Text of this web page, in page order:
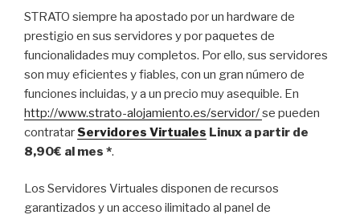
STRATO siempre ha apostado por un hardware de
prestigio en sus servidores y por paquetes de
funcionalidades muy completos. Por ello, sus servidores
son muy eficientes y fiables, con un gran número de
funciones incluidas, y a un precio muy asequible. En
http://www.strato-alojamiento.es/servidor/se pueden
contratar Servidores Virtuales Linux a partir de
8,90€ al mes *.
Los Servidores Virtuales disponen de recursos
garantizados y un acceso ilimitado al panel de